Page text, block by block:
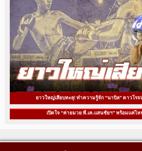
ยาวใหญ่เสียบทะลุ! ทำความรู้จัก “นาบิล” ดาวโรจ
เปิดใจ “ค่ายมวย พี.เค.แสนชัยฯ” พร้อมแค่ไ